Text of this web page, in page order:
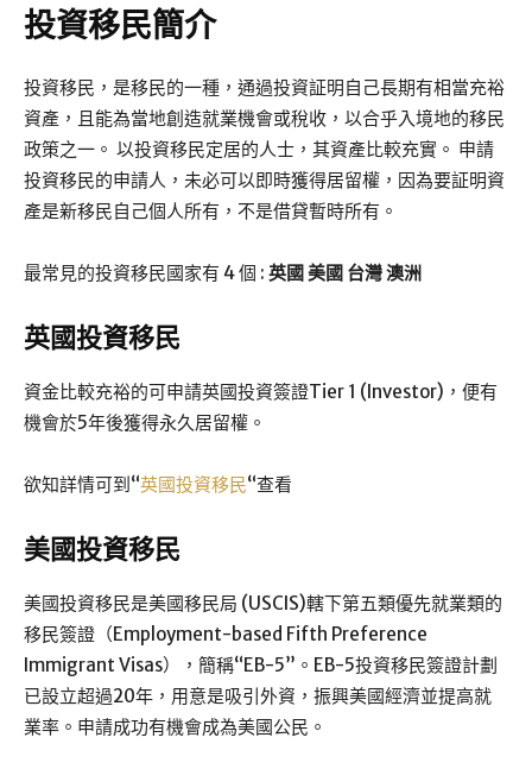
投資移民簡介
投資移民，是移民的一種，通過投資証明自己長期有相當充裕
資產，且能為當地創造就業機會或稅收，以合乎入境地的移民
政策之一。 以投資移民定居的人士，其資產比較充實。 申請
投資移民的申請人，未必可以即時獲得居留權，因為要証明資
產是新移民自己個人所有，不是借貸暫時所有。
最常見的投資移民國家有 4 個 : 英國美國 台灣澳洲
英國投資移民
資金比較充裕的可申請英國投資簽證Tier 1 (Investor)，便有
機會於5年後獲得永久居留權。
欲知詳情可到“英國投資移民“查看
美國投資移民
美國投資移民是美國移民局 (USCIS)轄下第五類優先就業類的
移民簽證（Employment-based Fifth Preference
Immigrant Visas），簡稱“EB-5”。EB-5投資移民簽證計劃
已設立超過20年，用意是吸引外資，振興美國經濟並提高就
業率。申請成功有機會成為美國公民。